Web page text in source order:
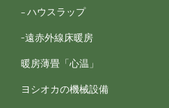
– ハウスラップ
-遠赤外線床暖房
暖房薄畳「心温」
ヨシオカの機械設備